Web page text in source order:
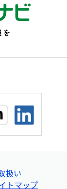
扱い
トマップ